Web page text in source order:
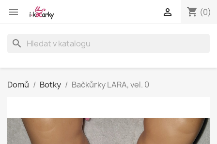
 shopping_cart (0)

search
Domů Botky Bačkůrky LARA, vel. 0